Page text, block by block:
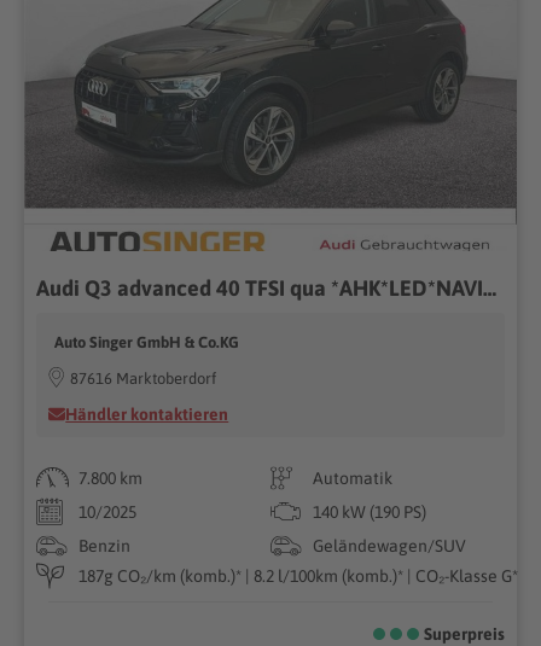
Audi Q3 advanced 40 TFSI qua *AHK*LED*NAVI*19"*ACC*
Auto Singer GmbH & Co.KG
87616 Marktoberdorf
Händler kontaktieren
7.800 km
Automatik
10/2025
140 kW (190 PS)
Benzin
Geländewagen/SUV
187g CO₂/km (komb.)* | 8.2 l/100km (komb.)* | CO₂-Klasse G*
Superpreis